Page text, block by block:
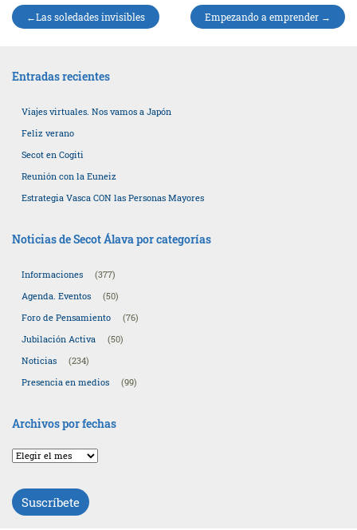
Navegación
Las soledades invisibles Empezando a emprender
Entradas recientes
Viajes virtuales. Nos vamos a Japón
Feliz verano
Secot en Cogiti
Reunión con la Euneiz
Estrategia Vasca CON las Personas Mayores
Noticias de Secot Álava por categorías
Informaciones
(377)
Agenda. Eventos
(50)
Foro de Pensamiento
(76)
Jubilación Activa
(50)
Noticias
(234)
Presencia en medios
(99)
Archivos por fechas
Archivos
por
Suscríbete